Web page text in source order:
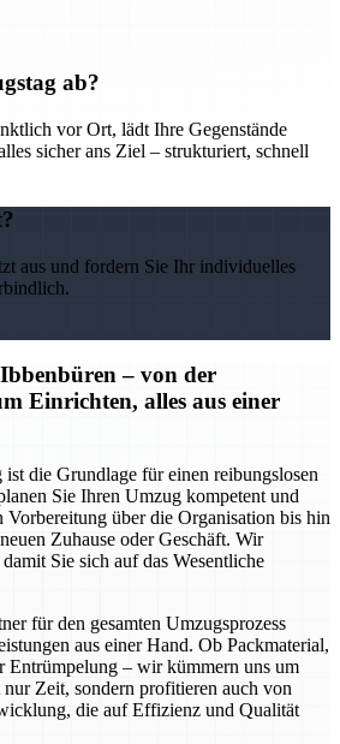
ab?
vor Ort, lädt Ihre Gegenstände
sicher ans Ziel – strukturiert, schnell
aus und fordern Sie Ihr individuelles
– von der
Einrichten, alles aus einer
die Grundlage für einen reibungslosen
Sie Ihren Umzug kompetent und
Vorbereitung über die Organisation bis hin
Zuhause oder Geschäft. Wir
Sie sich auf das Wesentliche
für den gesamten Umzugsprozess
aus einer Hand. Ob Packmaterial,
Entrümpelung – wir kümmern uns um
nur Zeit, sondern profitieren auch von
die auf Effizienz und Qualität